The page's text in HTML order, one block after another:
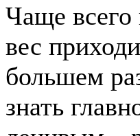
Чаще всего
вес
большем
знать